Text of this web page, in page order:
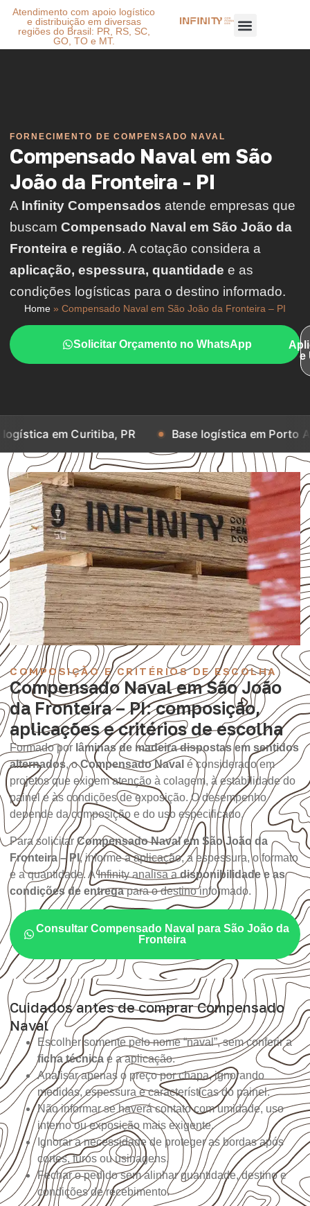
Atendimento com apoio logístico
e distribuição em diversas
regiões do Brasil: PR, RS, SC,
GO, TO e MT.
FORNECIMENTO DE COMPENSADO NAVAL
Compensado Naval em São
João da Fronteira - PI
A Infinity Compensados atende empresas que
buscam Compensado Naval em São João da
Fronteira e região. A cotação considera a
aplicação, espessura, quantidade e as
condições logísticas para o destino informado.
Home » Compensado Naval em São João da Fronteira – PI
Solicitar Orçamento no WhatsApp
e
Curitiba, PR Base logística em Porto Alegre, RS
COMPOSIÇÃO E CRITÉRIOS DE ESCOLHA
Compensado Naval em São João
da Fronteira – PI: composição,
aplicações e critérios de escolha
Formado por lâminas de madeira dispostas em sentidos
alternados, oCompensado Naval é considerado em
projetos que exigem atenção à colagem, à estabilidade do
painel e às condições de exposição. O desempenho
depende da composição e do uso especificado.
Para solicitar Compensado Naval em São João da
Fronteira – PI , informe a aplicação, a espessura, o formato
e a quantidade. A Infinity analisa adisponibilidade e as
condições de entregapara o destino informado.
Consultar Compensado Naval para São João da
Fronteira
Cuidados antes de comprar Compensado
Naval
Escolher somente pelo nome “naval”, sem conferir a
ficha técnica e a aplicação.
Analisar apenas o preço por chapa, ignorando
medidas, espessura e características do painel.
Não informar se haverá contato com umidade, uso
interno ou exposição mais exigente.
Ignorar a necessidade de proteger as bordas após
cortes, furos ou usinagens.
Fechar o pedido sem alinhar quantidade, destino e
condições de recebimento.